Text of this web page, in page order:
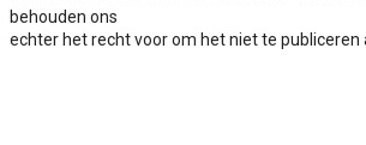
behouden ons
echter het recht voor om het niet te publiceren